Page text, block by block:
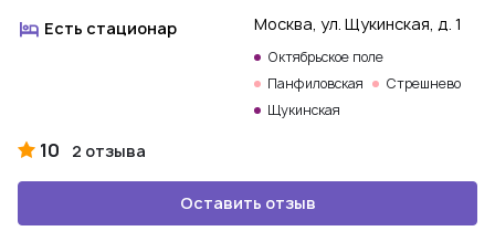
Есть стационар
Москва, ул. Щукинская, д. 1
Октябрьское поле
Панфиловская
Стрешнево
Щукинская
10 2 отзыва
Оставить отзыв